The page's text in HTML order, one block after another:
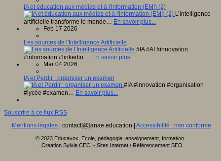
IA et éducation aux médias et à l'information (EMI) (2)
L’intelligence
artificielle transforme le monde… En savoir plus...
Feb 17 2026
Les sources de l'Intelligence Artificielle
#IA #AI #innovation
#information #linkedin:… En savoir plus...
Mar 04 2026
IA et Perdir : organiser un examen
#IA #innovation #organisation
#lycée #examen… En savoir plus...
Souscrire à ce flux RSS
Mentions légales| contact[@]anae.education | Accessibilité : non conforme
© 2023 Educavox, Ecole, pédagogie, enseignement, formation
Creation Sylvie CECI - Sites Internet / Référencement SEO